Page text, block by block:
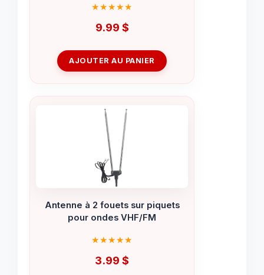
9.99 $
AJOUTER AU PANIER
Antenne à 2 fouets sur piquets
pour ondes VHF/FM
3.99 $